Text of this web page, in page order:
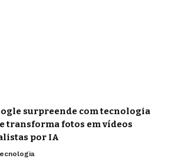
surpreende com tecnologia
transforma fotos em vídeos
por IA